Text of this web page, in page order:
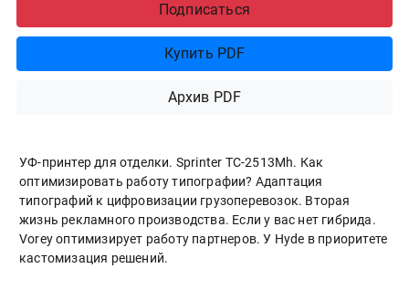
Подписаться
Купить PDF
Архив PDF
УФ-принтер для отделки. Sprinter ТС-2513Mh. Как
оптимизировать работу типографии? Адаптация
типографий к цифровизации грузоперевозок. Вторая
жизнь рекламного производства. Если у вас нет гибрида.
Vorey оптимизирует работу партнеров. У Hyde в приоритете
кастомизация решений.